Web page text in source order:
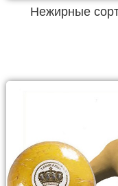
Нежирные